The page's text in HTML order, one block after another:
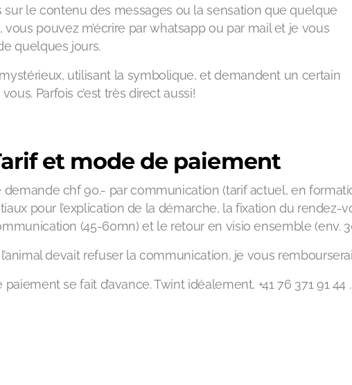
le contenu des messages ou la sensation que quelque
pouvez m’écrire par whatsapp ou par mail et je vous
quelques jours.
utilisant la symbolique, et demandent un certain
Parfois c’est très direct aussi!
et mode de paiement
demande chf 90.- par communication (tarif actuel, en
pour l’explication de la démarche, la fixation du rendez-
(45-60mn) et le retour en visio ensemble (env.
l’animal devait refuser la communication, je vous
paiement se fait d’avance. Twint idéalement, +41 76 371 91 44 .